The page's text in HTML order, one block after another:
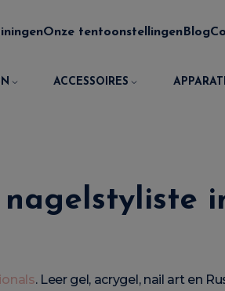
Onze tentoonstellingen Blog
ACCESSOIRES
. Leer gel, acrygel, nail art en